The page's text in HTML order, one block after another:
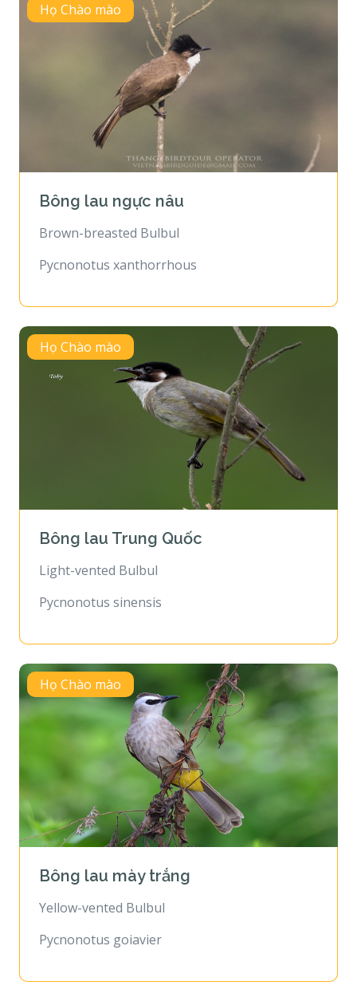
Họ Chào mào
Bông lau ngực nâu
Brown-breasted Bulbul
Pycnonotus xanthorrhous
Họ Chào mào
Bông lau Trung Quốc
Light-vented Bulbul
Pycnonotus sinensis
Họ Chào mào
Bông lau mày trắng
Yellow-vented Bulbul
Pycnonotus goiavier